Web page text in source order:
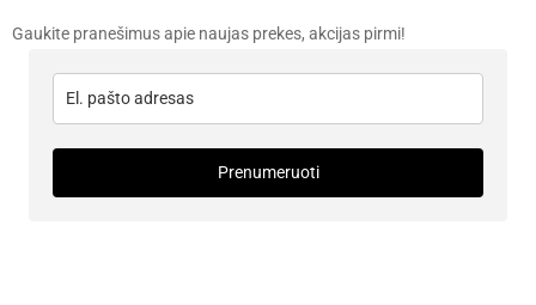
Gaukite pranešimus apie naujas prekes, akcijas pirmi!
Prenumeruoti